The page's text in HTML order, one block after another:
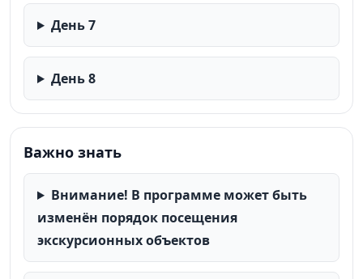
День 7
День 8
Важно знать
Внимание! В программе может быть
изменён порядок посещения
экскурсионных объектов